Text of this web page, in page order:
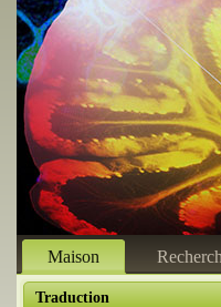
Maison
Traduction